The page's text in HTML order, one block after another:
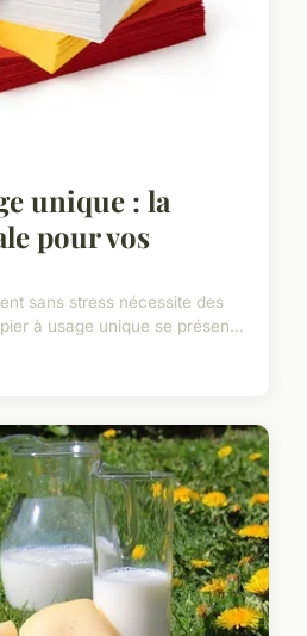
unique : la
pour vos
sans stress nécessite des
à usage unique se présen...